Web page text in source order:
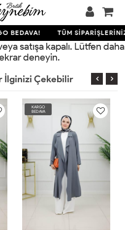
BEDAVA! TÜM
satışa kapalı. Lütfen daha
deneyin.
İlginizi Çekebilir
KARGO
BEDAVA